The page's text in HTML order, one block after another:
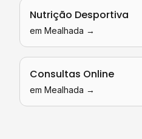
Nutrição Desportiva
em Mealhada →
Consultas Online
em Mealhada →